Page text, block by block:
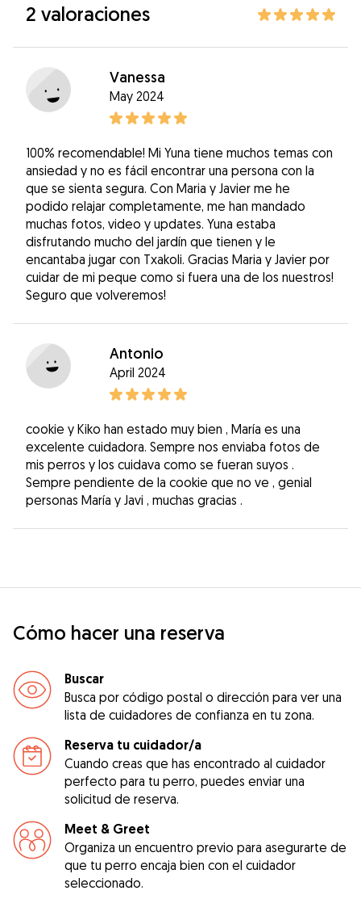
2 valoraciones
Vanessa
May 2024
100% recomendable! Mi Yuna tiene muchos temas con
ansiedad y no es fácil encontrar una persona con la
que se sienta segura. Con Maria y Javier me he
podido relajar completamente, me han mandado
muchas fotos, video y updates. Yuna estaba
disfrutando mucho del jardín que tienen y le
encantaba jugar con Txakoli. Gracias Maria y Javier por
cuidar de mi peque como si fuera una de los nuestros!
Seguro que volveremos!
Antonio
April 2024
cookie y Kiko han estado muy bien , María es una
excelente cuidadora. Sempre nos enviaba fotos de
mis perros y los cuidava como se fueran suyos .
Sempre pendiente de la cookie que no ve , genial
personas María y Javi , muchas gracias .
Cómo hacer una reserva
Buscar
Busca por código postal o dirección para ver una
lista de cuidadores de confianza en tu zona.
Reserva tu cuidador/a
Cuando creas que has encontrado al cuidador
perfecto para tu perro, puedes enviar una
solicitud de reserva.
Meet & Greet
Organiza un encuentro previo para asegurarte de
que tu perro encaja bien con el cuidador
seleccionado.